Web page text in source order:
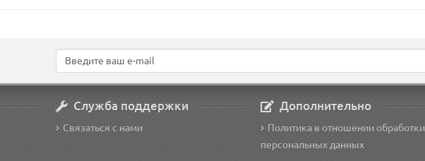
Служба поддержки
Связаться с нами
Дополнительно
Политика в отношении обработки
персональных данных